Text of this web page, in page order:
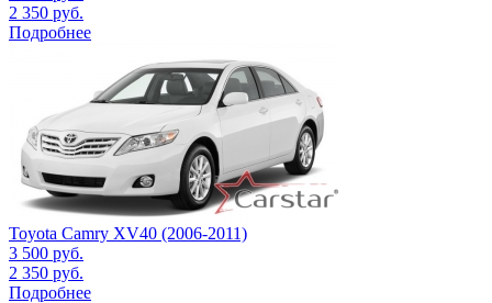
2 350 руб.
Подробнее
Toyota Camry XV40 (2006-2011)
3 500 руб.
2 350 руб.
Подробнее